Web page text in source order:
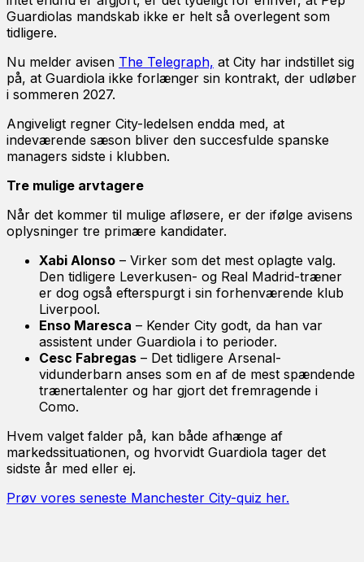
Guardiolas mandskab ikke er helt så overlegent som
tidligere.
Nu melder avisen The Telegraph, at City har indstillet sig
på, at Guardiola ikke forlænger sin kontrakt, der udløber
i sommeren 2027.
Angiveligt regner City-ledelsen endda med, at
indeværende sæson bliver den succesfulde spanske
managers sidste i klubben.
Tre mulige arvtagere
Når det kommer til mulige afløsere, er der ifølge avisens
oplysninger tre primære kandidater.
Xabi Alonso – Virker som det mest oplagte valg.
Den tidligere Leverkusen- og Real Madrid-træner
er dog også efterspurgt i sin forhenværende klub
Liverpool.
Enso Maresca – Kender City godt, da han var
assistent under Guardiola i to perioder.
Cesc Fabregas – Det tidligere Arsenal-
vidunderbarn anses som en af de mest spændende
trænertalenter og har gjort det fremragende i
Como.
Hvem valget falder på, kan både afhænge af
markedssituationen, og hvorvidt Guardiola tager det
sidste år med eller ej.
Prøv vores seneste Manchester City-quiz her.